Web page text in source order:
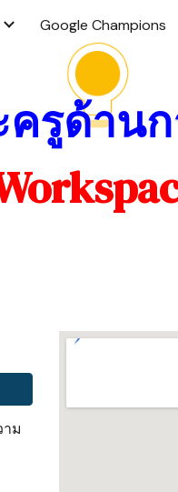
Skip to navigation
Google Champions
รูด้าน
ม